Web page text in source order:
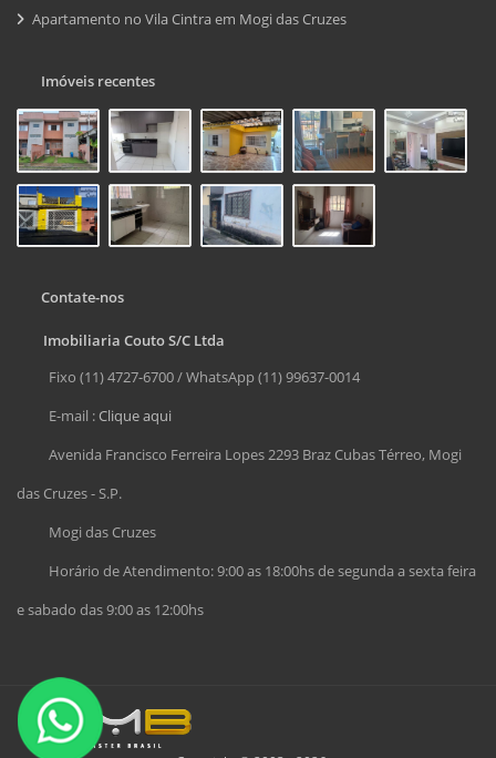
Apartamento no Vila Cintra em Mogi das Cruzes
Imóveis recentes
Contate-nos
Imobiliaria Couto S/C Ltda
Fixo (11) 4727-6700 / WhatsApp (11) 99637-0014
E-mail :Clique aqui
Avenida Francisco Ferreira Lopes 2293 Braz Cubas Térreo, Mogi
das Cruzes - S.P.
Mogi das Cruzes
Horário de Atendimento: 9:00 as 18:00hs de segunda a sexta feira
e sabado das 9:00 as 12:00hs